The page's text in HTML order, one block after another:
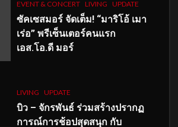
EVENT & CONCERT LIVING UPDATE
ซัคเซสมอร์ จัดเต็ม! “มาริโอ้ เมา
เร่อ” พรีเซ็นเตอร์คนแรก
เอส.โอ.ดี มอร์
LIVING UPDATE
บิว – จักรพันธ์ ร่วมสร้างปรากฏ
การณ์การช้อปสุดสนุก กับ